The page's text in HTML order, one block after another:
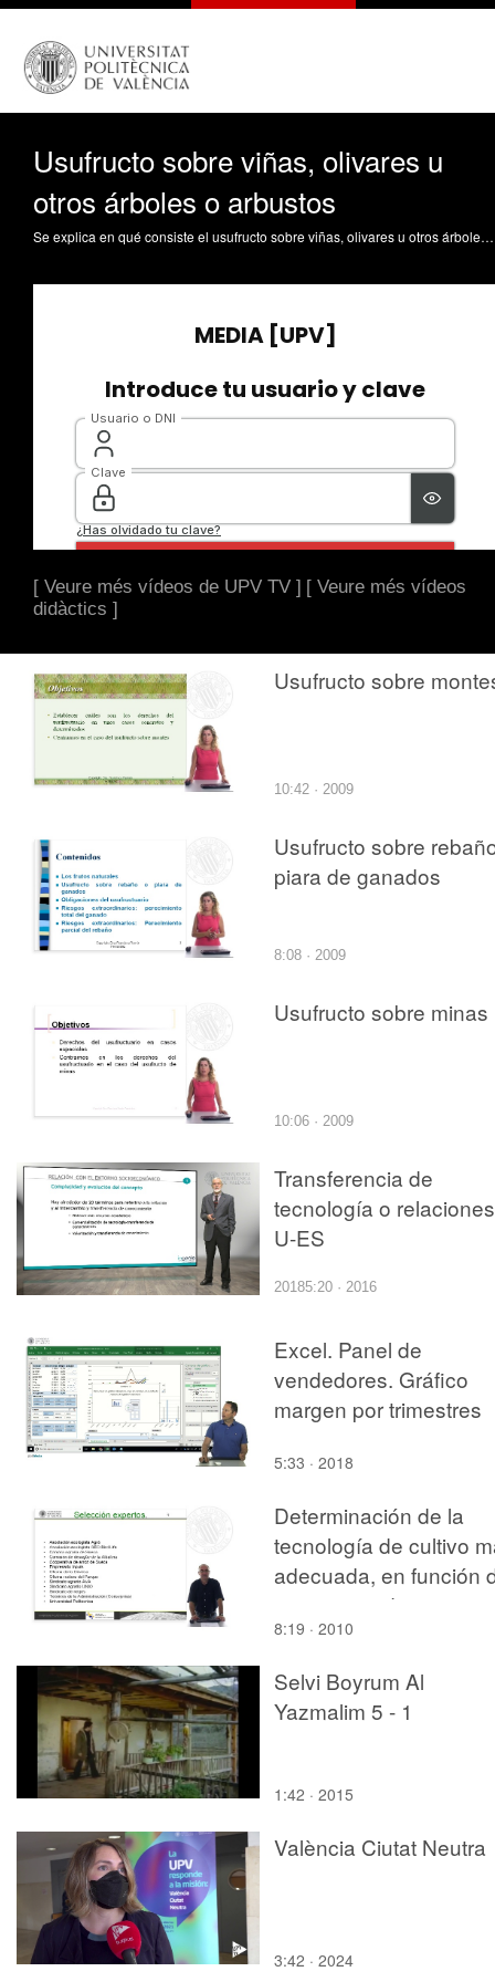
Usufructo sobre viñas, olivares u
otros árboles o arbustos
Se explica en qué consiste el usufructo sobre viñas, olivares u otros árboles o arbustos regulado en el Derecho español Ramón Fernández, F. (2010). Usufructo sobre viñas, olivares u otros árboles o arbustos. https://riunet.upv.es/handle/10251/8107
[ Veure més vídeos de UPV TV ] [ Veure més vídeos
didàctics ]
Usufructo sobre
10:42 · 2009
Usufructo sobre
piara de ganados
8:08 · 2009
Usufructo sobre minas
10:06 · 2009
Transferencia de
tecnología o relaciones
U-ES
20185:20 · 2016
Excel. Panel de
vendedores. Gráfico
margen por trimestres
5:33 · 2018
Determinación de la
tecnología de cultivo
adecuada, en función
criterios medio
ambientales. Selección
resultados
8:19 · 2010
Selvi Boyrum Al
Yazmalim 5 - 1
1:42 · 2015
València Ciutat Neutra
3:42 · 2024